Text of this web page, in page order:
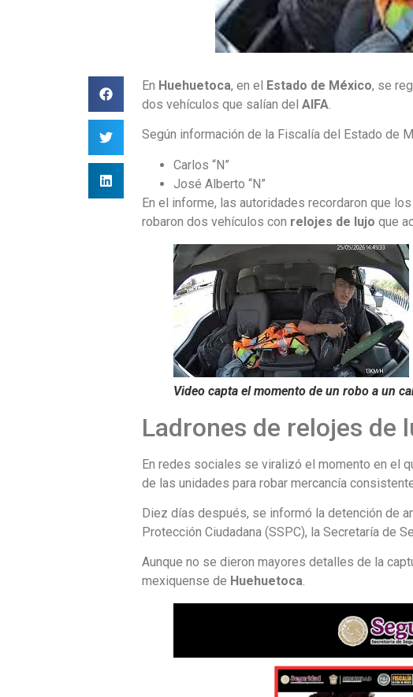
En Huehuetoca, en el Estado de México, se
dos vehículos que salían delAIFA
Según información de la Fiscalía del Estado de
Carlos “N”
José Alberto “N”
En el informe, las autoridades recordaron que
robaron dos vehículos con relojes de lujo que
Video capta el momento de un robo a un
Ladrones de relojes de
En redes sociales se viralizó el momento en el
de las unidades para robar mercancía
Diez días después, se informó la detención de
Protección Ciudadana (SSPC), la Secretaría de
Aunque no se dieron mayores detalles de la
mexiquense de Huehuetoca.